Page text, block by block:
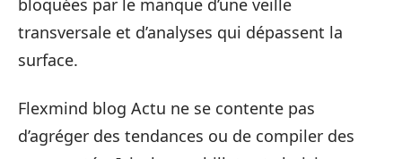
bloquées par le manque d’une veille
transversale et d’analyses qui dépassent la
surface.
Flexmind blog Actu ne se contente pas
d’agréger des tendances ou de compiler des